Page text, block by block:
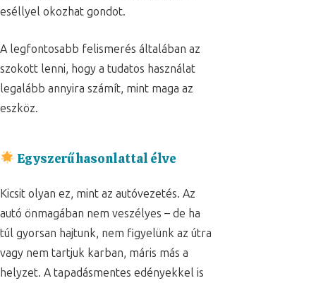
eséllyel okozhat gondot.
A legfontosabb felismerés általában az
szokott lenni, hogy a tudatos használat
legalább annyira számít, mint maga az
eszköz.
Egyszerű hasonlattal élve
Kicsit olyan ez, mint az autóvezetés. Az
autó önmagában nem veszélyes – de ha
túl gyorsan hajtunk, nem figyelünk az útra
vagy nem tartjuk karban, máris más a
helyzet. A tapadásmentes edényekkel is